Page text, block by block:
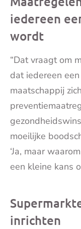
iedereen
wordt
“Dat vraagt om
dat iedereen
maatschappij
moeilijke
‘Ja, maar
een kleine kans
inrichten